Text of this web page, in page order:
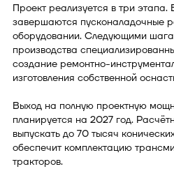
Проект реализуется в три
завершаются пусконаладочные
оборудовании. Следующими
производства
создание ремонтно-
изготовления собственной
Выход на полную проектную
планируется на 2027 год.
выпускать до 70 тысяч
обеспечит комплектацию
тракторов.